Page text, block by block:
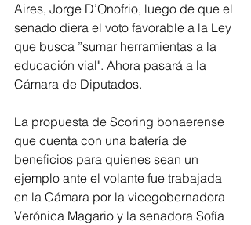
Aires, Jorge D’Onofrio, luego de que el
senado diera el voto favorable a la Ley
que busca ”sumar herramientas a la
educación vial". Ahora pasará a la
Cámara de Diputados.
La propuesta de Scoring bonaerense
que cuenta con una batería de
beneficios para quienes sean un
ejemplo ante el volante fue trabajada
en la Cámara por la vicegobernadora
Verónica Magario y la senadora Sofía